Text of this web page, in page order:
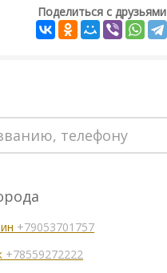
Поделиться с друзьями
+79053701757
+78559272222